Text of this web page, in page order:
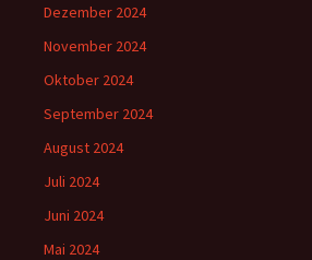
Dezember 2024
November 2024
Oktober 2024
September 2024
August 2024
Juli 2024
Juni 2024
Mai 2024